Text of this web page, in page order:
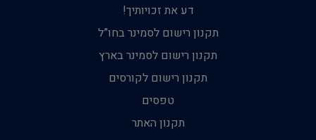
דע את זכויותיך!
תקנון רישום לסמינר בחו”ל
תקנון רישום לסמינר בארץ
תקנון רישום לקורסים
טפסים
תקנון האתר